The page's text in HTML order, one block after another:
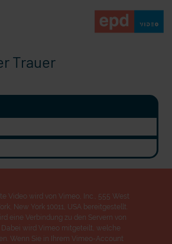
"Wir bauen Cherson wieder auf" - Optimismus in der
Trauer
Video wird von Vimeo, Inc., 555 West
New York 10011, USA bereitgestellt.
eine Verbindung zu den Servern von
wird Vimeo mitgeteilt, welche
Wenn Sie in Ihrem Vimeo-Account